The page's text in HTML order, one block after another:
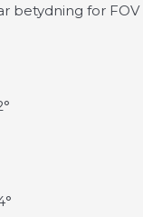
betydning for